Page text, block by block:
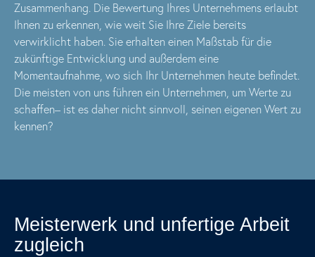
Zusammenhang. Die Bewertung Ihres Unternehmens erlaubt
Ihnen zu erkennen, wie weit Sie Ihre Ziele bereits
verwirklicht haben. Sie erhalten einen Maßstab für die
zukünftige Entwicklung und außerdem eine
Momentaufnahme, wo sich Ihr Unternehmen heute befindet.
Die meisten von uns führen ein Unternehmen, um Werte zu
schaffen– ist es daher nicht sinnvoll, seinen eigenen Wert zu
kennen?
Meisterwerk und unfertige Arbeit
zugleich